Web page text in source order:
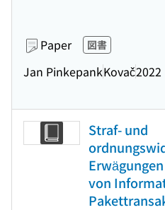
Paper 図書
Jan PinkepankKovač2022
Straf- und
von